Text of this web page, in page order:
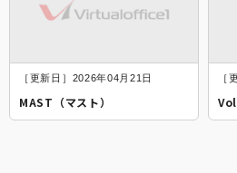
［更新日］2026年04月21日
MAST（マスト）
［